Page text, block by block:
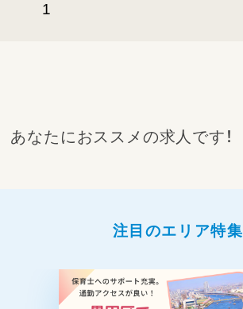
1
あなたにおススメの求人です！
注目のエリア特集